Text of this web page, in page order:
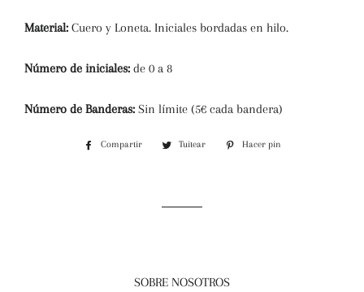
Material: Cuero y Loneta. Iniciales bordadas en hilo.
Número de iniciales: de 0 a 8
Número de Banderas: Sin límite (5€ cada bandera)
Compartir
CompartirTuitear
Tuitear
Hacer pin
SOBRE NOSOTROS